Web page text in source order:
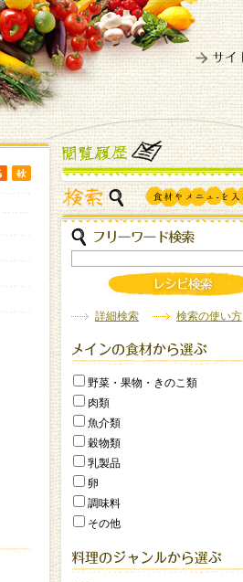
詳細検索 検索の使い方
野菜・果物・きのこ類
肉類
魚介類
穀物類
乳製品
卵
調味料
その他